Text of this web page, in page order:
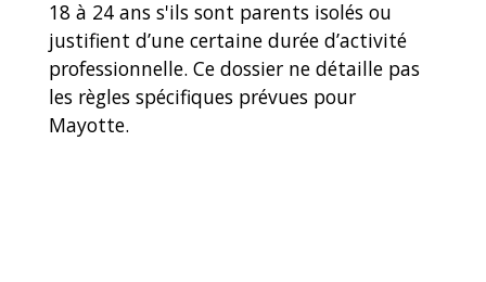
18 à 24 ans s'ils sont parents isolés ou
justifient d’une certaine durée d’activité
professionnelle. Ce dossier ne détaille pas
les règles spécifiques prévues pour
Mayotte.